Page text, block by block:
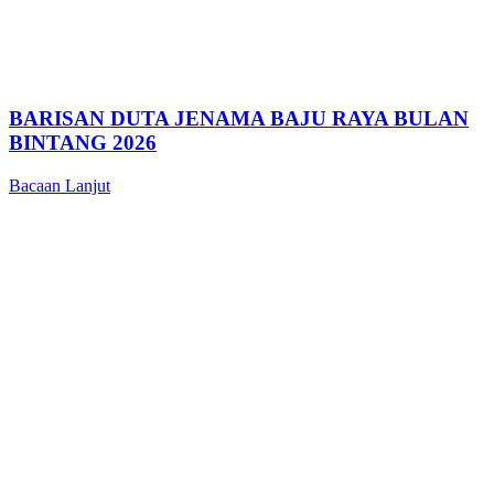
BARISAN DUTA JENAMA BAJU RAYA BULAN
BINTANG 2026
Bacaan Lanjut